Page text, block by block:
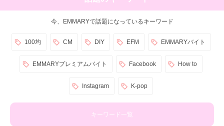
今、EMMARYで話題になっているキーワード
100均 CM DIY EFM EMMARYバイト
EMMARYプレミアムバイト Facebook How to
Instagram K-pop
キーワード一覧